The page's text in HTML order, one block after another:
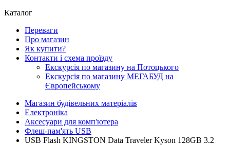
Каталог
Переваги
Про магазин
Як купити?
Контакти і схема проїзду
Екскурсія по магазину на Потоцького
Екскурсія по магазину МЕГАБУД на
Європейському
Магазин будівельних матеріалів
Електроніка
Аксесуари для комп'ютера
Флеш-пам'ять USB
USB Flash KINGSTON Data Traveler Kyson 128GB 3.2